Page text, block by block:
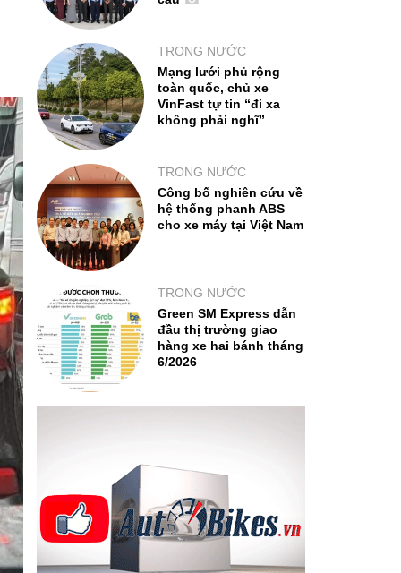
TRONG NƯỚC
Mạng lưới phủ rộng
toàn quốc, chủ xe
VinFast tự tin “đi xa
không phải nghĩ”
TRONG NƯỚC
Công bố nghiên cứu về
hệ thống phanh ABS
cho xe máy tại Việt Nam
TRONG NƯỚC
Green SM Express dẫn
đầu thị trường giao
hàng xe hai bánh tháng
6/2026